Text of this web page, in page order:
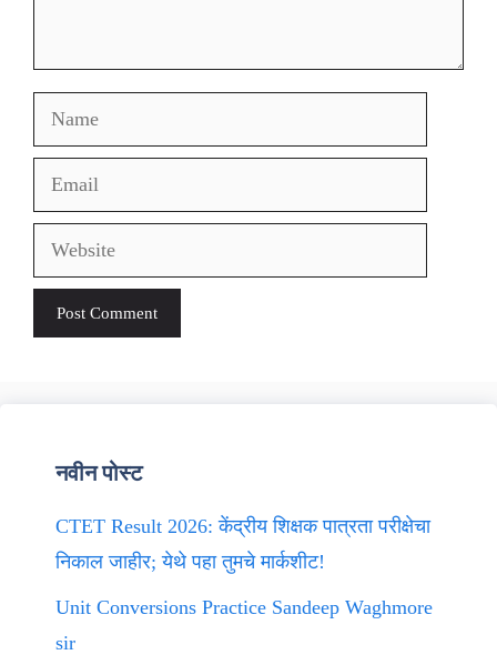
Name
Email
Website
नवीन पोस्ट
CTET Result 2026: केंद्रीय शिक्षक पात्रता परीक्षेचा
निकाल जाहीर; येथे पहा तुमचे मार्कशीट!
Unit Conversions Practice Sandeep Waghmore
sir